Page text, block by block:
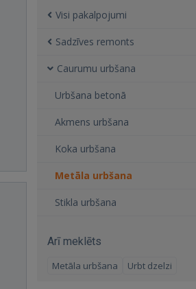
Visi pakalpojumi
Sadzīves remonts
Caurumu urbšana
Urbšana betonā
Akmens urbšana
Koka urbšana
Metāla urbšana
Stikla urbšana
Arī meklēts
Metāla urbšana Urbt dzelzi